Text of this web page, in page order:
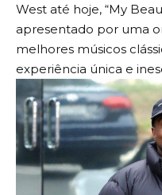
West até hoje, “My
apresentado por uma
melhores músicos
experiência única e